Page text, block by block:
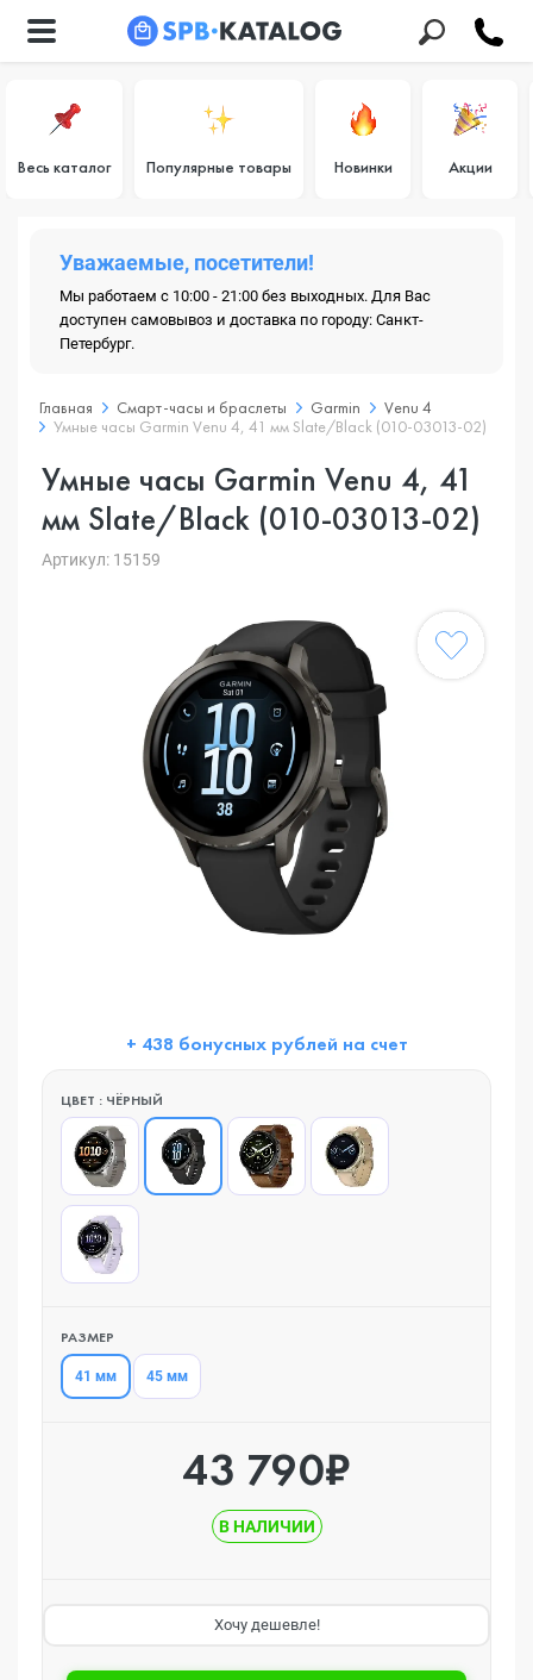
Весь каталог Популярные товары Новинки Акции
Уважаемые, посетители!
Мы работаем с 10:00 - 21:00 без выходных. Для Вас
доступен самовывоз и доставка по городу: Санкт-
Петербург.
Главная Смарт-часы и браслеты Garmin
Venu 4
Умные часы Garmin Venu 4, 41 мм Slate/Black (010-03013-02)
Умные часы Garmin Venu 4, 41
мм Slate/Black (010-03013-02)
Артикул: 15159
+ 438 бонусных рублей на счет
ЦВЕТ : ЧЁРНЫЙ
РАЗМЕР
41 мм 45 мм
43 790₽
В НАЛИЧИИ
Хочу дешевле!